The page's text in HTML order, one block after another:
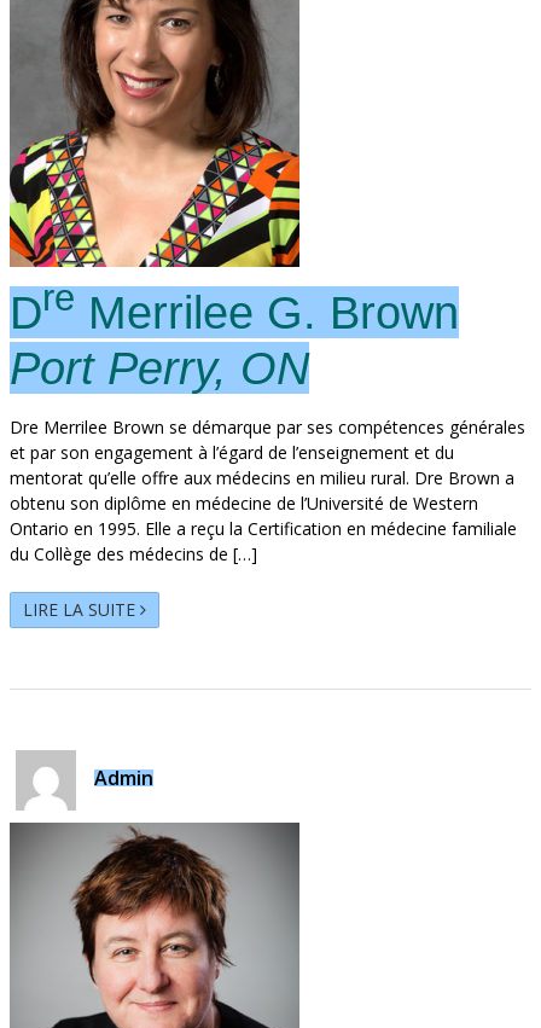
Dre Merrilee G. Brown
Port Perry, ON
Dre Merrilee Brown se démarque par ses compétences générales
et par son engagement à l’égard de l’enseignement et du
mentorat qu’elle offre aux médecins en milieu rural. Dre Brown a
obtenu son diplôme en médecine de l’Université de Western
Ontario en 1995. Elle a reçu la Certification en médecine familiale
du Collège des médecins de […]
LIRE LA SUITE
Admin